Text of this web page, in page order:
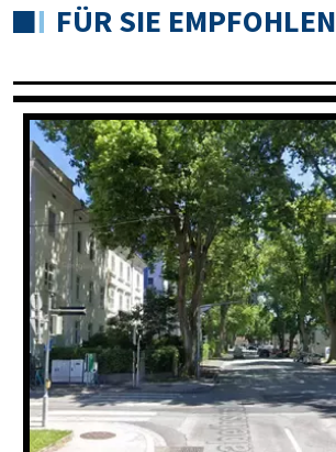
FÜR SIE EMPFOHLEN